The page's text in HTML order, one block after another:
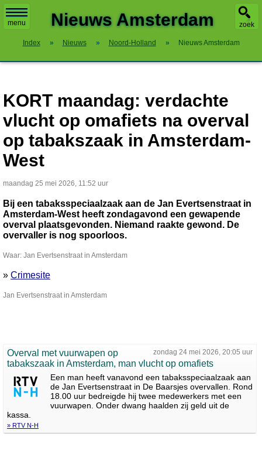
menu zoek
Nieuws Amsterdam
Index » Nieuws » Noord-Holland » Nieuws Amsterdam
KORT maandag: verdachte
vlucht op omafiets na overval
op tabakszaak in Amsterdam-
West
maandag 25 mei 2026, 11:52 uur
Bij een tabaksspeciaalzaak aan de Jan Evertsenstraat in
Amsterdam-West heeft zondagavond een gewapende
overval plaatsgevonden. Niemand raakte gewond. De
overvaller is nog spoorloos.
Waar: Jan Evertsenstraat in Amsterdam
» Crimesite
Jan Evertsenstraat in Amsterdam
zondag 24 mei 2026, 20:05 uur
Overval met vuurwapen op
tabakszaak in Amsterdam, man vlucht op omafiets
Een man heeft vanavond een tabaksspeciaalzaak aan
de Jan Evertsenstraat in De Baarsjes overvallen. Rond
18.00 uur bedreigde hij twee medewerkers met een
vuurwapen. Onder dwang haalden zij geld uit de
kassa.
» RTV N-H